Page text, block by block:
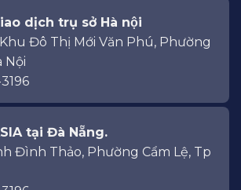
dịch trụ sở Hà nội
Khu Đô Thị Mới Văn Phú, Phường
Nội
tại Đà Nẵng.
Đình Thảo, Phường Cẩm Lệ, Tp